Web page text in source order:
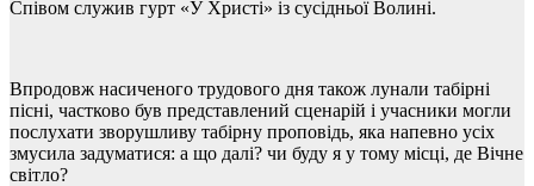
Співом служив гурт «У Христі» із сусідньої Волині.
Впродовж насиченого трудового дня також лунали табірні
пісні, частково був представлений сценарій і учасники могли
послухати зворушливу табірну проповідь, яка напевно усіх
змусила задуматися: а що далі? чи буду я у тому місці, де Вічне
світло?